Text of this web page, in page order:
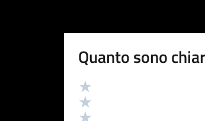
Quanto sono
Valutazione